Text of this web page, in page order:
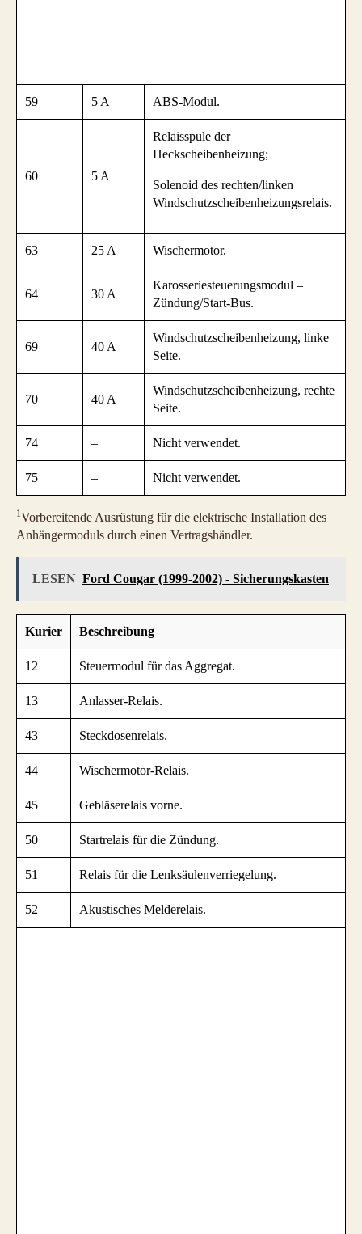
59 5 A ABS-Modul.
60 5 A
Relaisspule der
Heckscheibenheizung;
Solenoid des rechten/linken
Windschutzscheibenheizungsrelais.
63 25 A Wischermotor.
64 30 A
Karosseriesteuerungsmodul –
Zündung/Start-Bus.
69 40 A
Windschutzscheibenheizung, linke
Seite.
70 40 A
Windschutzscheibenheizung, rechte
Seite.
74 – Nicht verwendet.
75 – Nicht verwendet.
1Vorbereitende Ausrüstung für die elektrische Installation des
Anhängermoduls durch einen Vertragshändler.
LESEN Ford Cougar (1999-2002) - Sicherungskasten
Kurier Beschreibung
12 Steuermodul für das Aggregat.
13 Anlasser-Relais.
43 Steckdosenrelais.
44 Wischermotor-Relais.
45 Gebläserelais vorne.
50 Startrelais für die Zündung.
51 Relais für die Lenksäulenverriegelung.
52 Akustisches Melderelais.